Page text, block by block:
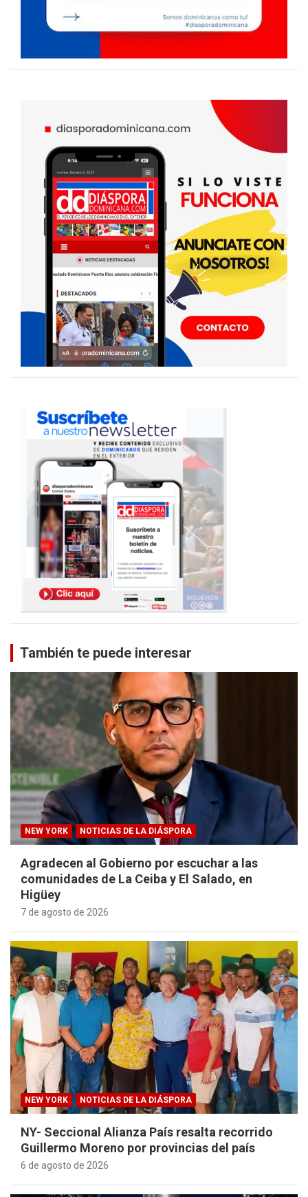
También te puede interesar
NEW YORK NOTICIAS DE LA DIÁSPORA
Agradecen al Gobierno por escuchar a las
comunidades de La Ceiba y El Salado, en
Higüey
7 de agosto de 2026
NEW YORK NOTICIAS DE LA DIÁSPORA
NY- Seccional Alianza País resalta recorrido
Guillermo Moreno por provincias del país
6 de agosto de 2026